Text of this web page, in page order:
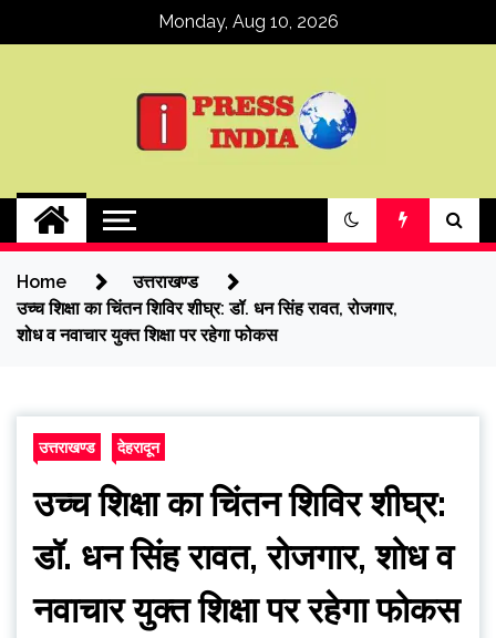
Monday, Aug 10, 2026
ipressindia
Home
उत्तराखण्ड
उच्च शिक्षा का चिंतन शिविर शीघ्र: डॉ. धन सिंह रावत, रोजगार,
शोध व नवाचार युक्त शिक्षा पर रहेगा फोकस
उत्तराखण्ड देहरादून
उच्च शिक्षा का चिंतन शिविर शीघ्र:
डॉ. धन सिंह रावत, रोजगार, शोध व
नवाचार युक्त शिक्षा पर रहेगा फोकस